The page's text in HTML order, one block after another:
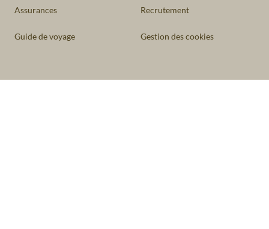
Assurances Recrutement
Guide de voyage Gestion des cookies